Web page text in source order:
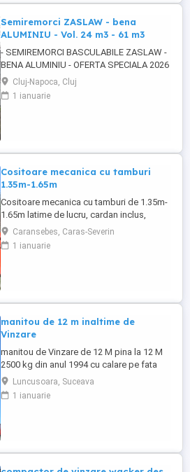
Semiremorci ZASLAW - bena
ALUMINIU - Vol. 24 m3 - 61 m3
- SEMIREMORCI BASCULABILE ZASLAW -
BENA ALUMINIU - OFERTA SPECIALA 2026
!! - VEHICULE NOI - ( pe stoc SAU în
fabricație ZASLAW - cu termen SCURT de
livrare ) DESCRIERE VEHICULE : -
Cluj-Napoca, Cluj
1 ianuarie
Cositoare mecanica cu tamburi
1.35m-1.65m
Cositoare mecanica cu tamburi de 1.35m-
1.65m latime de lucru, cardan inclus,
prelata, cheie de cutite Transport in toate
judetele
Caransebes, Caras-Severin
1 ianuarie
manitou de 12 m inaltime de
Vinzare
manitou de Vinzare de 12 M pina la 12 M
2500 kg din anul 1994 cu calare pe fata
greutate lui 9500 kg utilajul este in
Luncusoara Jud Suceava in stare buna de
Functionare se vinde doar cu Furci pt
Luncusoara, Suceava
1 ianuarie